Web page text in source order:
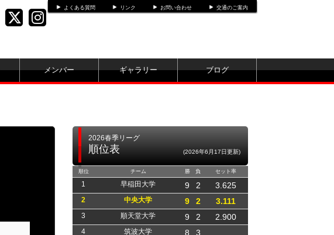
よくある質問 リンク お問い合わせ 交通のご案内
メンバー ギャラリー ブログ
2026春季リーグ
順位表 (2026年6月17日更新)
順位 チーム 勝 負 セット率
1 早稲田大学 9 2 3.625
2 中央大学 9 2 3.111
3 順天堂大学 9 2 2.900
4 筑波大学 8 3